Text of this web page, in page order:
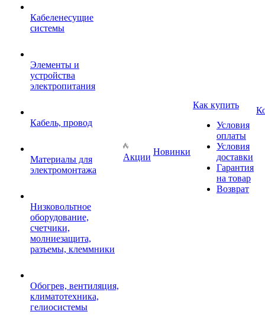
Кабеленесущие
системы
Элементы и
устройства
электропитания
Кабель, провод
Материалы для
электромонтажа
Низковольтное
оборудование,
счетчики,
молниезащита,
разъемы, клеммники
Обогрев, вентиляция,
климатотехника,
гелиосистемы
Акции
Новинки
Как купить
Условия
оплаты
Условия
доставки
Гарантия
на товар
Возврат